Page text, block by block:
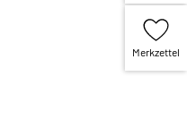
Merkzettel